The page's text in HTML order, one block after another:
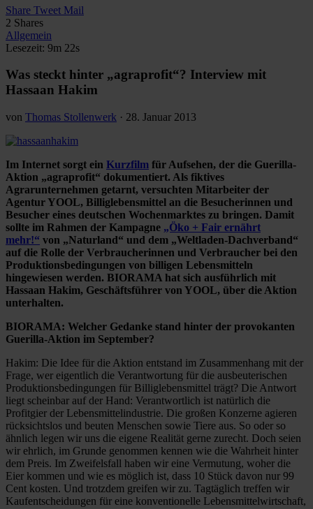
Share Tweet Mail
2 Shares
Allgemein
Lesezeit: 9m 22s
Was steckt hinter „agraprofit“? Interview mit
Hassaan Hakim
von Thomas Stollenwerk · 28. Januar 2013
Im Internet sorgt ein Kurzfilm für Aufsehen, der die Guerilla-
Aktion „agraprofit“ dokumentiert. Als fiktives
Agrarunternehmen getarnt, versuchten Mitarbeiter der
Agentur YOOL, Billiglebensmittel an die Besucherinnen und
Besucher eines deutschen Wochenmarktes zu bringen. Damit
sollte im Rahmen der Kampagne „Öko + Fair ernährt
mehr!“ von „Naturland“ und dem „Weltladen-Dachverband“
auf die Rolle der Verbraucherinnen und Verbraucher bei den
Produktionsbedingungen von billigen Lebensmitteln
hingewiesen werden. BIORAMA hat sich ausführlich mit
Hassaan Hakim, Geschäftsführer von YOOL, über die Aktion
unterhalten.
BIORAMA: Welcher Gedanke stand hinter der provokanten
Guerilla-Aktion im September?
Hakim: Die Idee für die Aktion entstand im Zusammenhang mit der
Frage, wer eigentlich die Verantwortung für die ausbeuterischen
Produktionsbedingungen für Billiglebensmittel trägt? Die Antwort
liegt scheinbar auf der Hand: Verantwortlich ist natürlich die
Profitgier der Lebensmittelindustrie. Die großen Konzerne agieren
rücksichtslos und beuten Menschen sowie Tiere aus. So oder so
ähnlich legen wir uns die eigene Realität gerne zurecht. Doch seien
wir ehrlich, im Grunde genommen kennen wie die Wahrheit hinter
dem Preis. Im Zweifelsfall haben wir eine Vermutung, woher die
Eier kommen und wie es möglich ist, dass 10 Stück davon nur 99
Cent kosten. Und trotzdem greifen wir zu. Tagtäglich treffen wir
Kaufentscheidungen für eine konventionelle Lebensmittelwirtschaft,